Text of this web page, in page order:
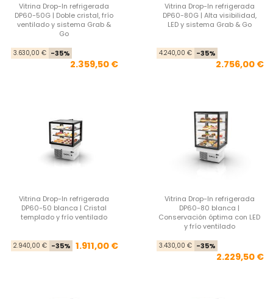
Vitrina Drop-In refrigerada
DP60-50G | Doble cristal, frío
ventilado y sistema Grab &
Go
Precio base
3.630,00 € -35%
2.359,50 €
Vitrina Drop-In refrigerada
DP60-80G | Alta visibilidad,
LED y sistema Grab & Go
4.240,00 € -35%
2.756,00 €
Vitrina Drop-In refrigerada
DP60-50 blanca | Cristal
templado y frío ventilado
Precio base
2.940,00 € -35% Precio
1.911,00 €
Vitrina Drop-In refrigerada
DP60-80 blanca |
Conservación óptima con LED
y frío ventilado
3.430,00 € -35%
2.229,50 €